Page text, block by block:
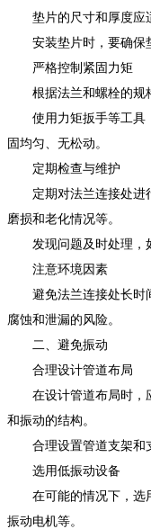
垫片的尺寸和厚度应适
安装垫片时，要确保垫
严格控制紧固力矩
根据法兰和螺栓的规格
使用力矩扳手等工具
固均匀、无松动。
定期检查与维护
定期对法兰连接处进
磨损和老化情况等。
发现问题及时处理，如
注意环境因素
避免法兰连接处长时
腐蚀和泄漏的风险。
二、避免振动
合理设计管道布局
在设计管道布局时，
和振动的结构。
合理设置管道支架和支
选用低振动设备
在可能的情况下，选
振动电机等。